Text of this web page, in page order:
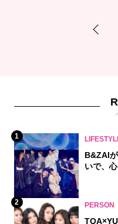
Previous
1
B&ZAI
いで、
2 PERSON